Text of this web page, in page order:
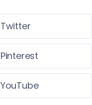
Twitter
Pinterest
YouTube